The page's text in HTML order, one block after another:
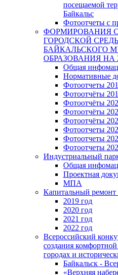
посещаемой
Байкальс
Фотоотчеты с
ФОРМИРОВАНИЯ
ГОРОДСКОЙ
БАЙКАЛЬСКОГО
ОБРАЗОВАНИЯ НА
Общая
Нормативные
Фотоотчеты
Фотоотчёты
Фотоотчёты
Фотоотчёты
Фотоотчёты
Фотоотчеты
Фотоотчеты
Фотоотчеты
Индустриальный
Общая
Проектная
МПА
Капитальный
2019 год
2020 год
2021 год
2022 год
Всероссийский
создания
городах и
Байкальск -
«Верхняя